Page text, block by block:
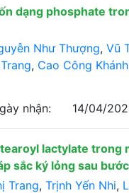
dạng phosphate
Như Thượng, Vũ
, Cao Công Khánh
nhận: 14/04/
lactylate trong
sắc ký lỏng sau
Trang, Trịnh Yến Nhi,